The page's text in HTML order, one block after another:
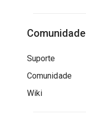
Comunidade
Suporte
Comunidade
Wiki